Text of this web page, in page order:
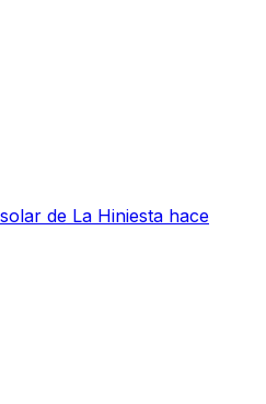
de La Hiniesta hace